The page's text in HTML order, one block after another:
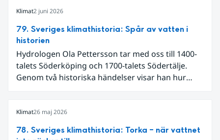
Klimat2 juni 2026
79. Sveriges klimathistoria: Spår av vatten i
historien
Hydrologen Ola Pettersson tar med oss till 1400-
talets Söderköping och 1700-talets Södertälje.
Genom två historiska händelser visar han hur
Klimat26 maj 2026
78. Sveriges klimathistoria: Torka – när vattnet